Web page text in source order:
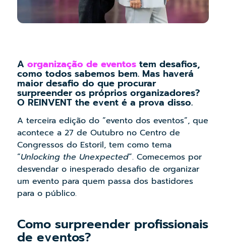
A organização de eventostem desafios,
como todos sabemos bem. Mas haverá
maior desafio do que procurar
surpreender os próprios organizadores?
O REINVENT the event é a prova disso.
A terceira edição do “evento dos eventos”, que
acontece a 27 de Outubro no Centro de
Congressos do Estoril, tem como tema
“Unlocking the Unexpected”. Comecemos por
desvendar o inesperado desafio de organizar
um evento para quem passa dos bastidores
para o público.
Como surpreender profissionais
de eventos?